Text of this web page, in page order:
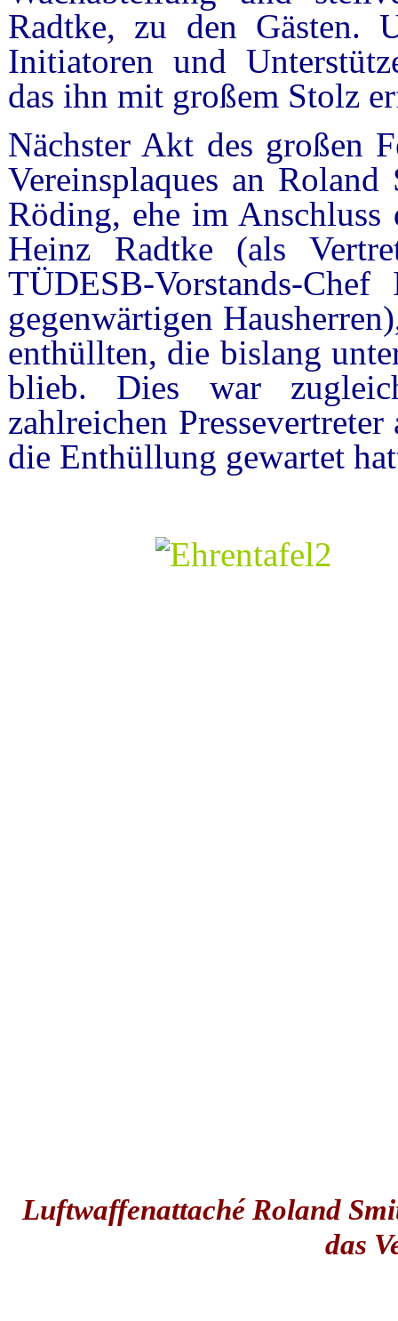
Radtke, zu den Gästen.
Initiatoren und
das ihn mit großem Stolz
Nächster Akt des großen
Vereinsplaques an
Röding, ehe im
Heinz Radtke (als
TÜDESB-Vorstands-
gegenwärtigen
enthüllten, die bislang
blieb. Dies war
zahlreichen
die Enthüllung gewartet
Luftwaffenattaché Roland
das